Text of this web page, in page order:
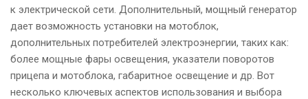
к электрической сети. Дополнительный, мощный генератор
дает возможность установки на мотоблок,
дополнительных потребителей электроэнергии, таких как:
более мощные фары освещения, указатели поворотов
прицепа и мотоблока, габаритное освещение и др. Вот
несколько ключевых аспектов использования и выбора